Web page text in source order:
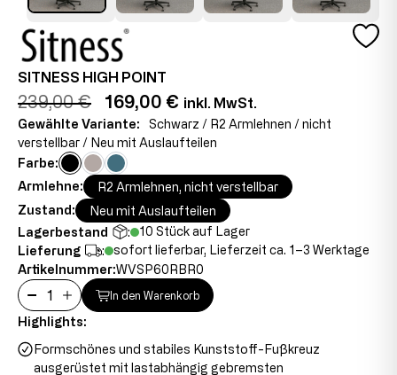
SITNESS HIGH POINT
239,00 € 169,00 € inkl. MwSt.
Gewählte Variante:
Schwarz / R2 Armlehnen / nicht
verstellbar / Neu mit Auslaufteilen
Farbe:
Armlehne:
R2 Armlehnen, nicht verstellbar
Zustand:
Neu mit Auslaufteilen
Lagerbestand
:
10 Stück auf Lager
Lieferung
:
sofort lieferbar, Lieferzeit ca. 1–3 Werktage
Artikelnummer:WVSP60RBR0
In den Warenkorb
Highlights:
Formschönes und stabiles Kunststoff-Fußkreuz
ausgerüstet mit lastabhängig gebremsten